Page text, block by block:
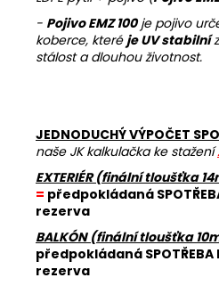
- Pojivo EMZ 100je pojivo
koberce, které je UV stabilní
stálost a dlouhou životnost.
JEDNODUCHÝ VÝPOČET
naše JK kalkulačka ke stažení
EXTERIÉR (finální tloušťka
= předpokládaná
rezerva
BALKÓN (finální tloušťka
předpokládaná SPOTŘEBA
rezerva